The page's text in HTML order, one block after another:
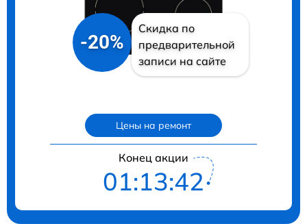
-20%
Скидка по
предварительной
записи на сайте
Цены на ремонт
Конец акции
01:13:41